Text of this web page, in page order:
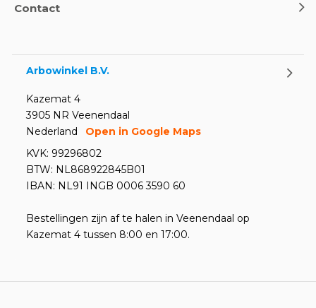
Contact
Arbowinkel B.V.
Kazemat 4
3905 NR Veenendaal
Nederland
Open in Google Maps
KVK: 99296802
BTW: NL868922845B01
IBAN: NL91 INGB 0006 3590 60
Bestellingen zijn af te halen in Veenendaal op
Kazemat 4 tussen 8:00 en 17:00.